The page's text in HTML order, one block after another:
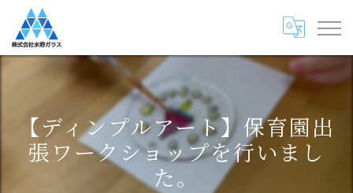
【ディンプルアート】保育園出
張ワークショップを行いまし
た。